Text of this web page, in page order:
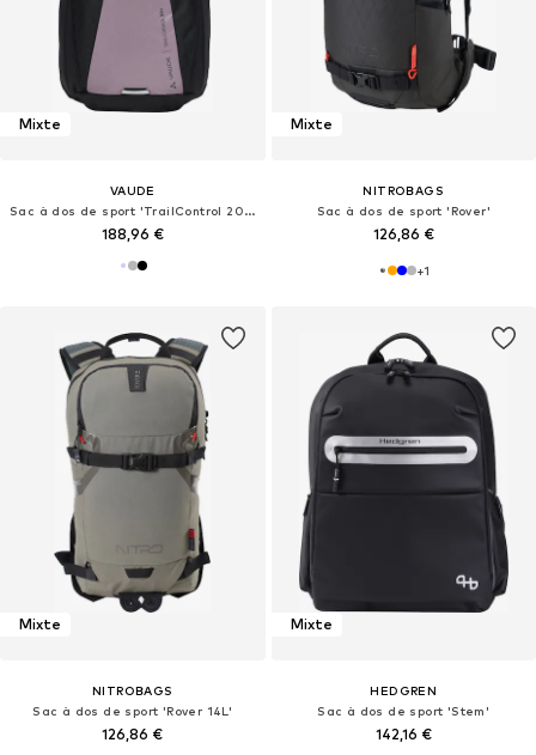
Mixte
VAUDE
Sac à dos de sport 'TrailControl 20+'
188,96 €
Mixte
NITROBAGS
Sac à dos de sport 'Rover'
126,86 €
+1
Mixte
NITROBAGS
Sac à dos de sport 'Rover 14L'
126,86 €
Mixte
HEDGREN
Sac à dos de sport 'Stem'
142,16 €